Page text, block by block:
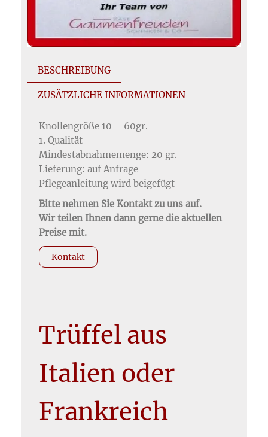
BESCHREIBUNG
ZUSÄTZLICHE INFORMATIONEN
Knollengröße 10 – 60gr.
1. Qualität
Mindestabnahmemenge: 20 gr.
Lieferung: auf Anfrage
Pflegeanleitung wird beigefügt
Bitte nehmen Sie Kontakt zu uns auf.
Wir teilen Ihnen dann gerne die aktuellen
Preise mit.
Kontakt
Trüffel aus
Italien oder
Frankreich